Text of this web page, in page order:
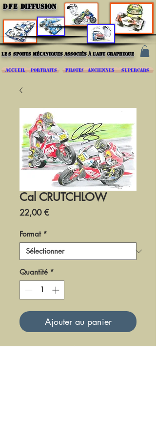
DFE DIFFUSION
les sports mécaniques associés à l'art graphique
ACCUEIL PORTRAITS PILOTES ANCIENNES SUPERCARS
Cal CRUTCHLOW
22,00 €Prix
Format *
Quantité *
Ajouter au panier
DM0516